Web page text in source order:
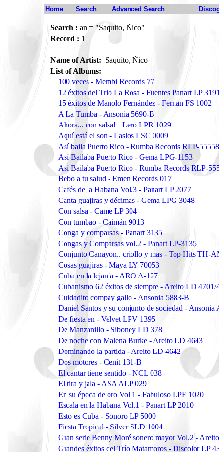
Home Search Advanced Search
Search : an = "Saquito, Ñico"
Record : 1
Name of Artist: Saquito, Ñico
List of Albums:
100 veces - Membi Records 77
12 éxitos del Trio La Rosa - Fuentes Panart LP
15 éxitos de Manolo Fernández - Fernan FS 1002
A La Tumba - Ansonia 5690-B
Ahora... con salsa! - Lero LPR 1029
Aquí está el son - Laslos LSC 0009
Así baila Puerto Rico - Rumba Records RLP-55558
Así Bailaba Puerto Rico - Gema LPG-1153
Así Bailaba Puerto Rico - Rumba Records RLP-
Bebo a tu salud - Emen Records 017
Cafés de la Habana Vol.3 - Panart LP 2077
Canta guajiras y décimas - Gema LPG 3048
Con salsa - Came LP 304
Con tumbao - Caimán 9013
Conga y comparsas - Panart 3135
Congas y Comparsas vol.2 - Panart LP-3135
Conjunto Canayon.. criollo y mas - Top Hits TH-
Cosas guajiras - Maya LY 70053
Cuba en la lejanía - ARO A-127
Cubanismo 62 éxitos de siempre - Areito LD 4701/
Cuidadito compay gallo - Ansonia 5883-B
Daniel Santos y su conjunto de sociedad - Ansonia
De fiesta en - Velvet LPV 1395
De Manzanillo - Siboney LD 378
De noche con Malena Burke - Areito LD 4643
Dominando la partida - Areito LD 4642
Dos motores - Cenit 131-B
El cantar tiene sentido - NCL 038
El tira y jala - ASA ALP 029
En su época de oro Vol.1 - Fabuloso LPF 1020
Escala en la Habana Vol.1 - Panart LP 2010
Esto es Cuba - Sonoro LP 5000
Fiesta Tropical - Silver SLD 1004
Gran serie Benny Moré sonero mayor Vol.2 -
Grandes éxitos del Trío Matamoros - Discolor LP